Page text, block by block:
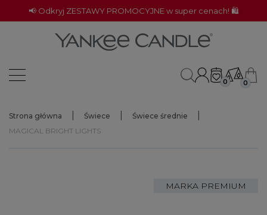
📢 Odkryj ZESTAWY PROMOCYJNE w super cenach! 🛍️
0 0
Strona główna Świece
Świece średnie
MAGICAL BRIGHT LIGHTS
MARKA PREMIUM